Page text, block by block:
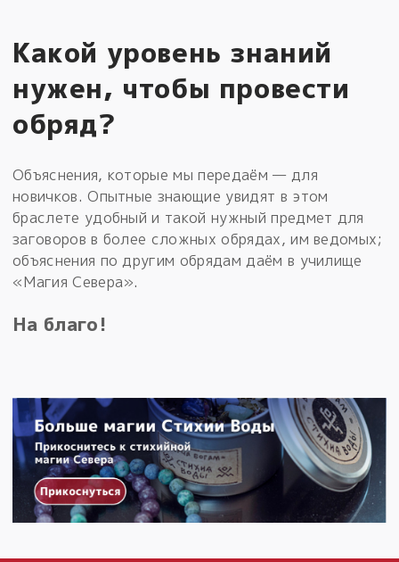
Какой уровень знаний
нужен, чтобы провести
обряд?
Объяснения, которые мы передаём — для
новичков. Опытные знающие увидят в этом
браслете удобный и такой нужный предмет для
заговоров в более сложных обрядах, им ведомых;
объяснения по другим обрядам даём в училище
«Магия Севера».
На благо!